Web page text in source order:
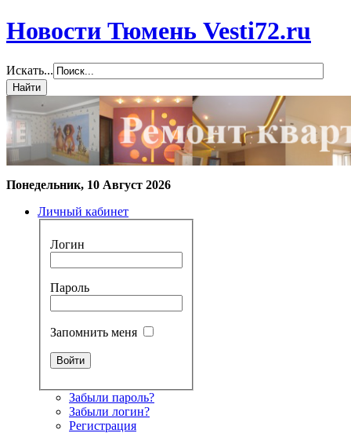
Новости Тюмень Vesti72.ru
Искать...
Понедельник, 10 Август 2026
Личный кабинет
Логин
Пароль
Запомнить меня
Забыли пароль?
Забыли логин?
Регистрация